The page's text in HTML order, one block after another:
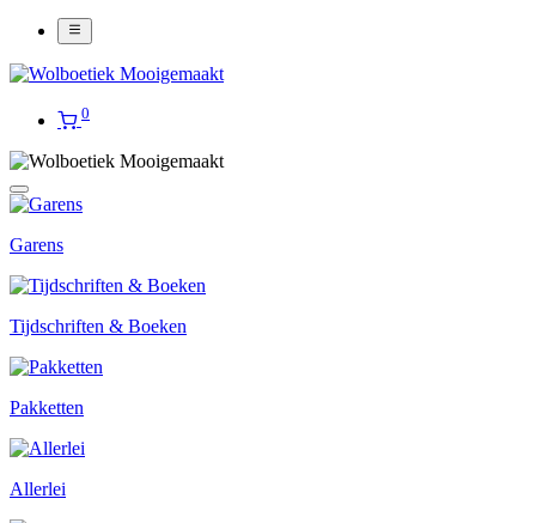
0
Garens
Tijdschriften & Boeken
Pakketten
Allerlei